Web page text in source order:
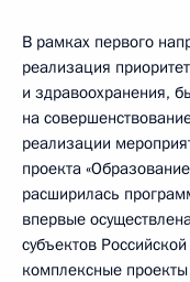
В рамках первого
реализация
и здравоохранения,
на
реализации
проекта
расширилась
впервые
субъектов
комплексные